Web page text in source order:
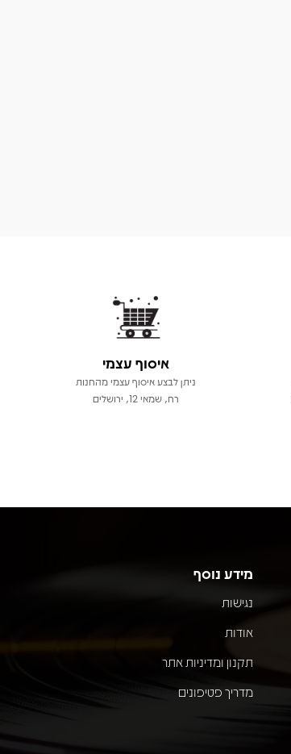
איסוף עצמי
ניתן לבצע איסוף עצמי מהחנות
רח, שמאי 12, ירושלים
מידע נוסף
נגישות
אודות
תקנון ומדיניות אתר
מדריך פטיפונים